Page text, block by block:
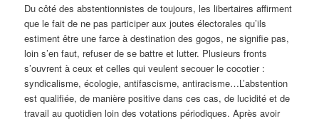
Du côté des abstentionnistes de toujours, les libertaires affirment
que le fait de ne pas participer aux joutes électorales qu’ils
estiment être une farce à destination des gogos, ne signifie pas,
loin s’en faut, refuser de se battre et lutter. Plusieurs fronts
s’ouvrent à ceux et celles qui veulent secouer le cocotier :
syndicalisme, écologie, antifascisme, antiracisme…L’abstention
est qualifiée, de manière positive dans ces cas, de lucidité et de
travail au quotidien loin des votations périodiques. Après avoir